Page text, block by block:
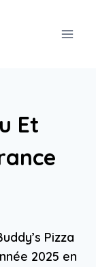
Et
Pizza
2025 en